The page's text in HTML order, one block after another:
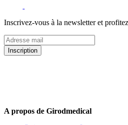
Inscrivez-vous à la newsletter et
Inscription
A propos de Girodmedical